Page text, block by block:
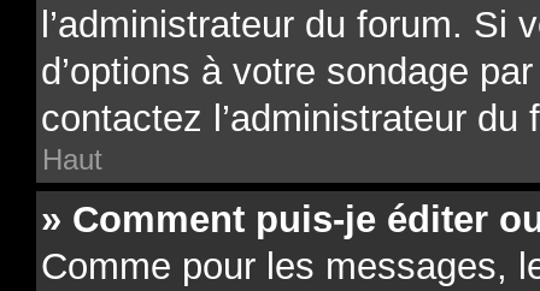
l’administrateur du forum. Si
d’options à votre sondage
contactez l’administrateur du
Haut
» Comment puis-je éditer
Comme pour les messages,